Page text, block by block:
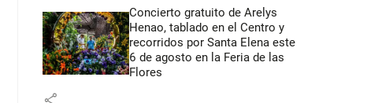
Concierto gratuito de Arelys
Henao, tablado en el Centro y
recorridos por Santa Elena este
6 de agosto en la Feria de las
Flores